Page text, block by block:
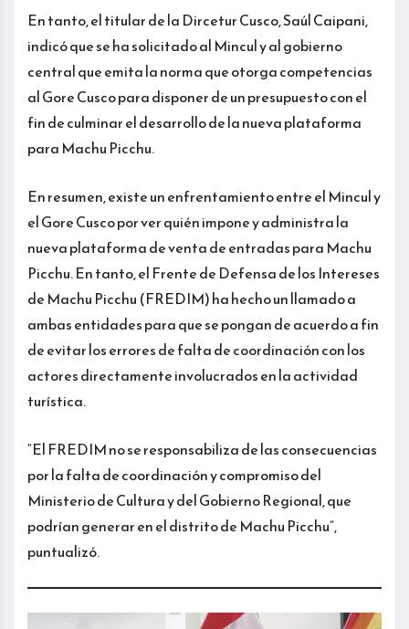
En tanto, el titular de la Dircetur Cusco, Saúl Caipani,
indicó que se ha solicitado al Mincul y al gobierno
central que emita la norma que otorga competencias
al Gore Cusco para disponer de un presupuesto con el
fin de culminar el desarrollo de la nueva plataforma
para Machu Picchu.
En resumen, existe un enfrentamiento entre el Mincul y
el Gore Cusco por ver quién impone y administra la
nueva plataforma de venta de entradas para Machu
Picchu. En tanto, el Frente de Defensa de los Intereses
de Machu Picchu (FREDIM) ha hecho un llamado a
ambas entidades para que se pongan de acuerdo a fin
de evitar los errores de falta de coordinación con los
actores directamente involucrados en la actividad
turística.
“El FREDIM no se responsabiliza de las consecuencias
por la falta de coordinación y compromiso del
Ministerio de Cultura y del Gobierno Regional, que
podrían generar en el distrito de Machu Picchu”,
puntualizó.